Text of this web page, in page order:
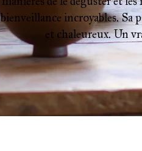
bienveillance incroyables. Sa
et chaleureux. Un